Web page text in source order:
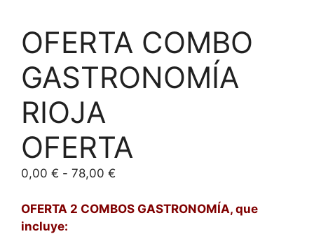
OFERTA COMBO
GASTRONOMÍA
RIOJA
OFERTA
0,00 € - 78,00 €
precios:
OFERTA 2 COMBOS GASTRONOMÍA, que
incluye: